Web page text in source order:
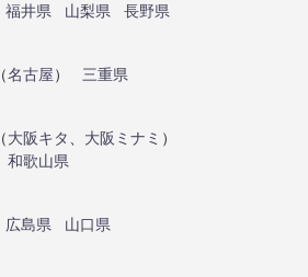
福井県 山梨県
長野県
（名古屋）
三重県
（大阪キタ 大阪ミナミ ）
和歌山県
広島県
山口県